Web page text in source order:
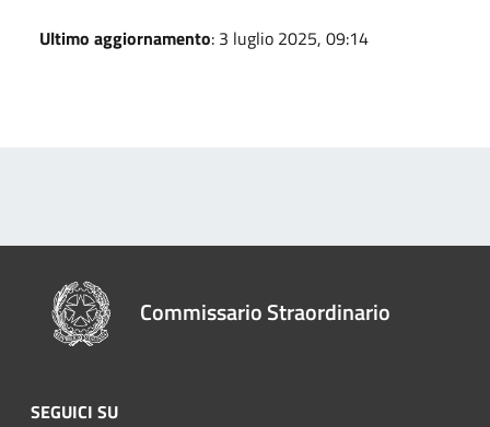
Ultimo aggiornamento: 3 luglio 2025, 09:14
Commissario Straordinario
SEGUICI SU